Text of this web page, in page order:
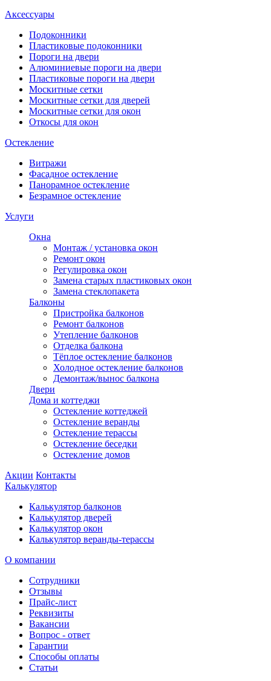
Аксессуары
Подоконники
Пластиковые подоконники
Пороги на двери
Алюминиевые пороги на двери
Пластиковые пороги на двери
Москитные сетки
Москитные сетки для дверей
Москитные сетки для окон
Откосы для окон
Остекление
Витражи
Фасадное остекление
Панорамное остекление
Безрамное остекление
Услуги
Окна
Монтаж / установка окон
Ремонт окон
Регулировка окон
Замена старых пластиковых окон
Замена стеклопакета
Балконы
Пристройка балконов
Ремонт балконов
Утепление балконов
Отделка балкона
Тёплое остекление балконов
Холодное остекление балконов
Демонтаж/вынос балкона
Двери
Дома и коттеджи
Остекление коттеджей
Остекление веранды
Остекление терассы
Остекление беседки
Остекление домов
Акции Контакты
Калькулятор
Калькулятор балконов
Калькулятор дверей
Калькулятор окон
Калькулятор веранды-терассы
О компании
Сотрудники
Отзывы
Прайс-лист
Реквизиты
Вакансии
Вопрос - ответ
Гарантии
Способы оплаты
Статьи